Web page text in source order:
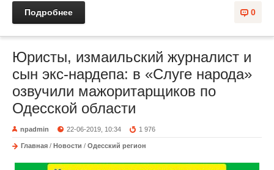
0
Подробнее
Юристы, измаильский журналист и
сын экс-нардепа: в «Слуге народа»
озвучили мажоритарщиков по
Одесской области
npadmin 22-06-2019, 10:34 1 976
Главная / Новости / Одесский регион